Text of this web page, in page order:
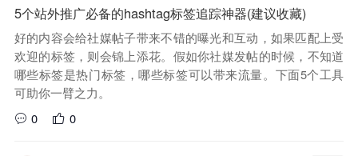
5个站外推广必备的hashtag标签追踪神器(建议收藏)
好的内容会给社媒帖子带来不错的曝光和互动，如果匹配上受
欢迎的标签，则会锦上添花。假如你社媒发帖的时候，不知道
哪些标签是热门标签，哪些标签可以带来流量。下面5个工具
可助你一臂之力。
0
0